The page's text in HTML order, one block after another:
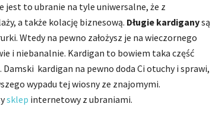
jest to ubranie na tyle uniwersalne, że z
a także kolację biznesową. Długie kardiganysą
Wtedy na pewno założysz je na wieczornego
i niebanalnie. Kardigan to bowiem taka część
kardigan na pewno doda Ci otuchy i sprawi,
wypadu tej wiosny ze znajomymi.
sklep internetowy z ubraniami.